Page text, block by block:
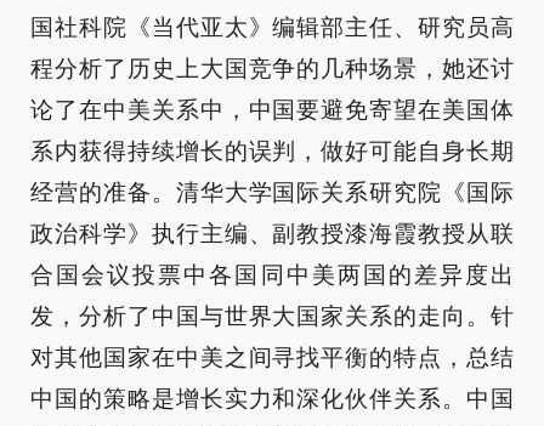
国社科院《当代亚太》编辑部主任、研究员高
程分析了历史上大国竞争的几种场景，她还讨
论了在中美关系中，中国要避免寄望在美国体
系内获得持续增长的误判，做好可能自身长期
经营的准备。清华大学国际关系研究院《国际
政治科学》执行主编、副教授漆海霞教授从联
合国会议投票中各国同中美两国的差异度出
发，分析了中国与世界大国家关系的走向。针
对其他国家在中美之间寻找平衡的特点，总结
中国的策略是增长实力和深化伙伴关系。中国